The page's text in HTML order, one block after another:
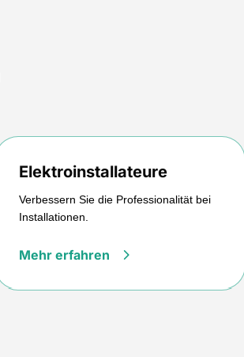
Elektroinstallateure
Verbessern Sie die Professionalität bei
Installationen.
Mehr erfahren